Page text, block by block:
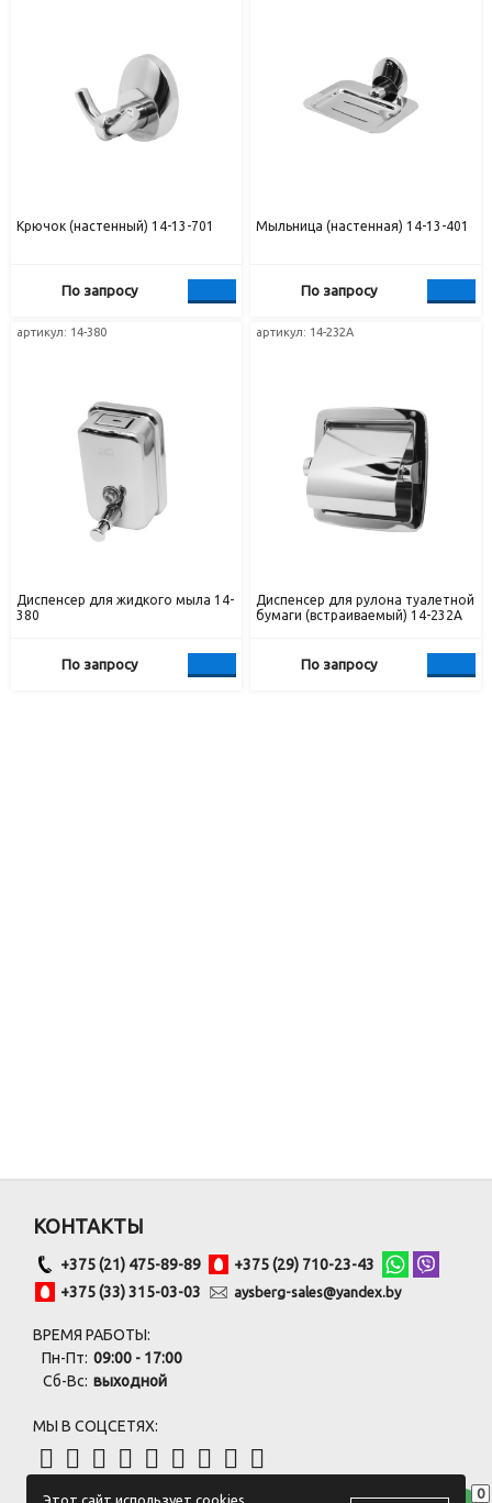
Крючок (настенный) 14-13-701
По запросу
Мыльница (настенная) 14-13-401
По запросу
артикул: 14-380
Диспенсер для жидкого мыла 14-
380
По запросу
артикул: 14-232А
Диспенсер для рулона туалетной
бумаги (встраиваемый) 14-232А
По запросу
0
Этот сайт использует cookies
КОНТАКТЫ
+375 (21) 475-89-89
+375 (29) 710-23-43
+375 (33) 315-03-03
aysberg-sales@yandex.by
ВРЕМЯ РАБОТЫ:
Пн-Пт: 09:00 - 17:00
Сб-Вс: выходной
МЫ В СОЦСЕТЯХ: